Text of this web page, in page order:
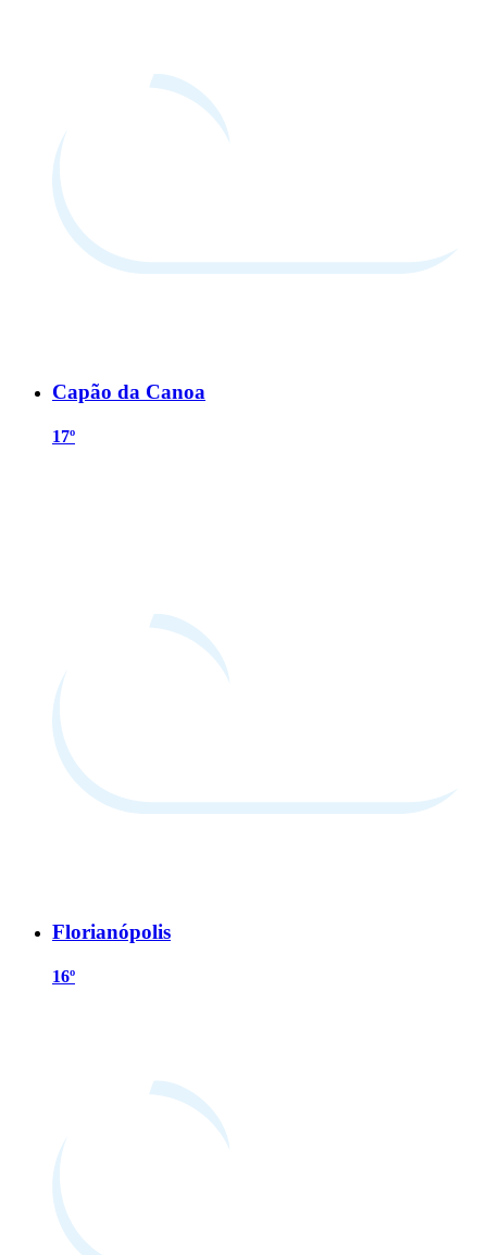
Capão da Canoa
17º
Florianópolis
16º